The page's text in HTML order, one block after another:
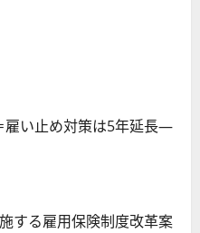
雇い止め対策は5年延長―
する雇用保険制度改革案